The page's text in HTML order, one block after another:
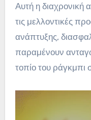
Αυτή η διαχρονική
τις μελλοντικές
ανάπτυξης,
παραμένουν
τοπίο του ράγκμπι